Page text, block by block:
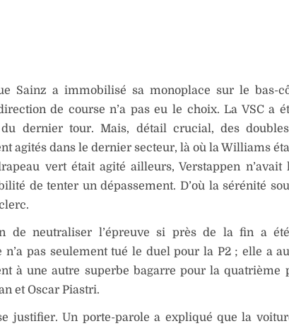
Sainz a immobilisé sa monoplace sur le bas-
de course n’a pas eu le choix. La VSC a
dernier tour. Mais, détail crucial, des
agités dans le dernier secteur, là où la Williams
vert était agité ailleurs, Verstappen n’avait
de tenter un dépassement. D’où la sérénité
de neutraliser l’épreuve si près de la fin a
n’a pas seulement tué le duel pour la P2 ; elle a
à une autre superbe bagarre pour la quatrième
et Oscar Piastri.
justifier. Un porte-parole a expliqué que la